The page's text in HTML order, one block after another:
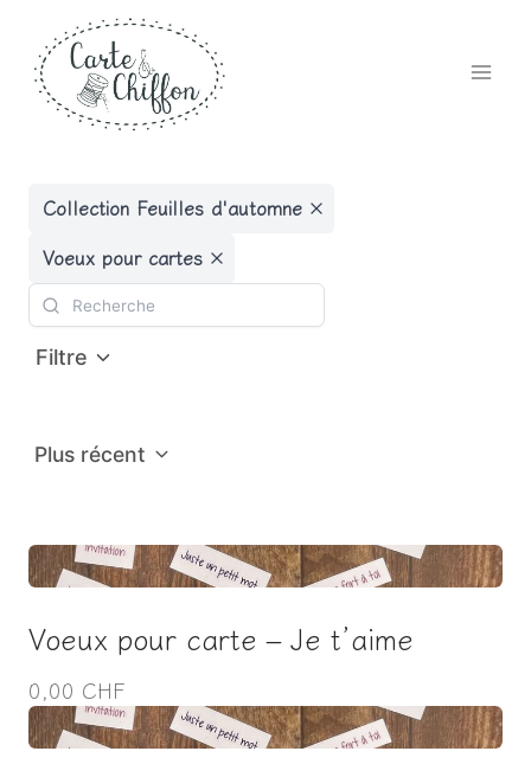
contenu
Collection Feuilles d'automne
Voeux pour cartes
Filtre
Plus récent
Voeux pour carte – Je t’aime
0,00 CHF